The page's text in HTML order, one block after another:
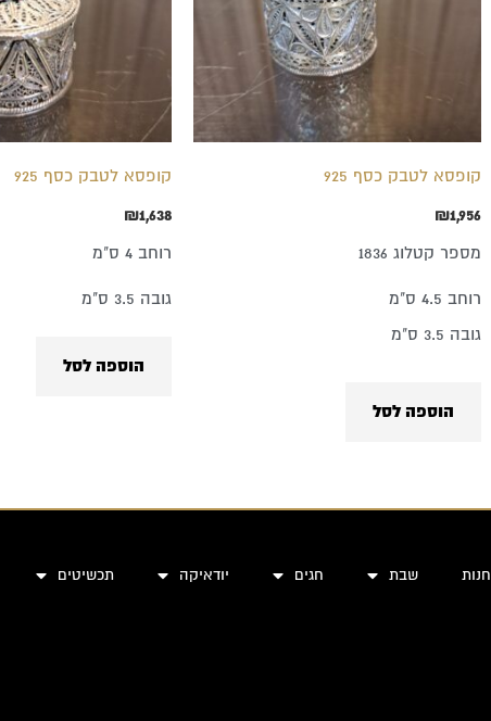
קופסא לטבק כסף 925
₪1,956
מספר קטלוג 1836
רוחב 4.5 ס"מ
גובה 3.5 ס"מ
הוספה לסל
קופסא לטבק כסף 925
₪1,638
רוחב 4 ס"מ
גובה 3.5 ס"מ
הוספה לסל
חנות שבת חגים יודאיקה תכשיטים